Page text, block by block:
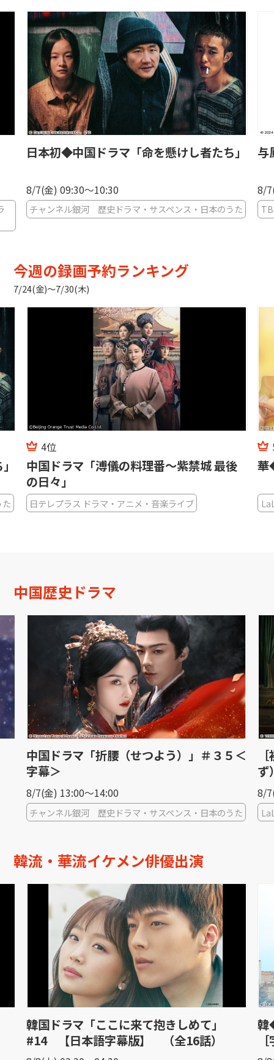
日本初◆中国ドラマ「命を懸けし者たち」
8/7(金) 09:30〜10:30
チャンネル銀河 歴史ドラマ・サスペンス・日本のうた
与
8/
今週の録画予約ランキング
7/24(金)〜7/30(木)
4位
中国ドラマ「溥儀の料理番〜紫禁城 最後
の日々」
日テレプラス ドラマ・アニメ・音楽ライブ
華
中国歴史ドラマ
［初］華◆清明上河図（せいめいじょうか
ず）：隠された暗号＃４［字］
8/7(金) 20:00〜21:00
LaLa TV
２
8/
チ
韓流・華流イケメン俳優出演
韓◆ボーイフレンド＃５＜ノーカット版＞
［字］
韓